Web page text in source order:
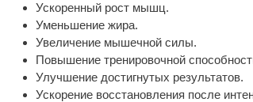
Ускоренный рост мышц.
Уменьшение жира.
Увеличение мышечной силы.
Повышение тренировочной
Улучшение достигнутых результатов.
Ускорение восстановления после